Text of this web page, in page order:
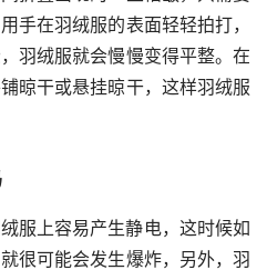
手在羽绒服的表面轻轻拍打，
羽绒服就会慢慢变得平整。在
晾干或悬挂晾干，这样羽绒服
服上容易产生静电，这时候如
很可能会发生爆炸，另外，羽